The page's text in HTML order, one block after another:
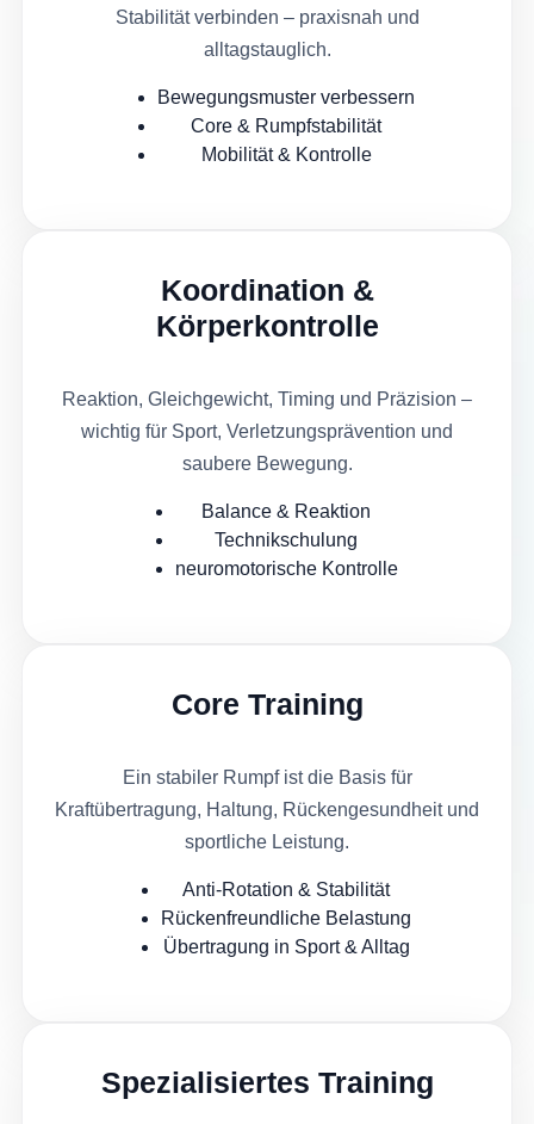
Stabilität verbinden – praxisnah und
alltagstauglich.
Bewegungsmuster verbessern
Core & Rumpfstabilität
Mobilität & Kontrolle
Koordination &
Körperkontrolle
Reaktion, Gleichgewicht, Timing und Präzision –
wichtig für Sport, Verletzungsprävention und
saubere Bewegung.
Balance & Reaktion
Technikschulung
neuromotorische Kontrolle
Core Training
Ein stabiler Rumpf ist die Basis für
Kraftübertragung, Haltung, Rückengesundheit und
sportliche Leistung.
Anti-Rotation & Stabilität
Rückenfreundliche Belastung
Übertragung in Sport & Alltag
Spezialisiertes Training